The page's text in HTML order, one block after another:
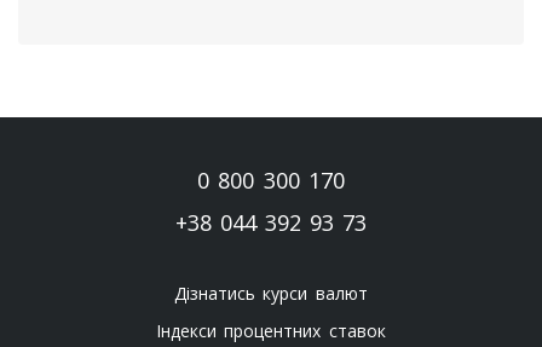
0 800 300 170
+38 044 392 93 73
Дізнатись курси валют
Індекси процентних ставок